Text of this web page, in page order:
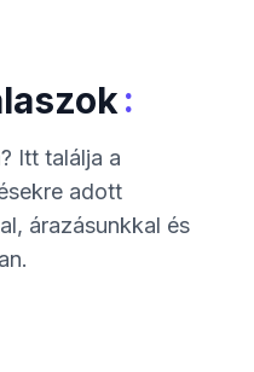
:
Itt találja a
adott
árazásunkkal és